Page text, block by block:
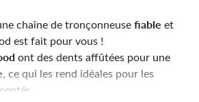
chaîne de tronçonneusefiable et
est fait pour vous !
ont des dents affûtées pour une
, ce qui les rend idéales pour les